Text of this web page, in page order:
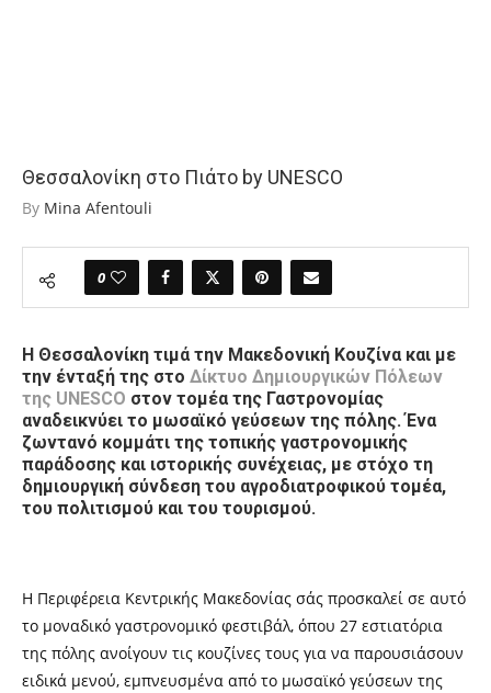
Θεσσαλονίκη στο Πιάτο by UNESCO
By Mina Afentouli
0
Η Θεσσαλονίκη τιμά την Μακεδονική Κουζίνα και με
την ένταξή της στο Δίκτυο Δημιουργικών Πόλεων
της UNESCO στον τομέα της Γαστρονομίας
αναδεικνύει το μωσαϊκό γεύσεων της πόλης. Ένα
ζωντανό κομμάτι της τοπικής γαστρονομικής
παράδοσης και ιστορικής συνέχειας, με στόχο τη
δημιουργική σύνδεση του αγροδιατροφικού τομέα,
του πολιτισμού και του τουρισμού.
Η Περιφέρεια Κεντρικής Μακεδονίας σάς προσκαλεί σε αυτό
το μοναδικό γαστρονομικό φεστιβάλ, όπου 27 εστιατόρια
της πόλης ανοίγουν τις κουζίνες τους για να παρουσιάσουν
ειδικά μενού, εμπνευσμένα από το μωσαϊκό γεύσεων της